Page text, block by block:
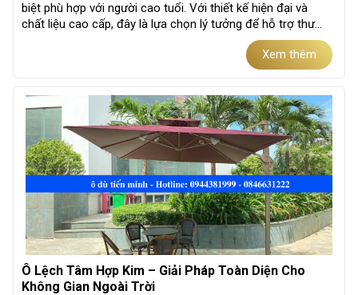
biệt phù hợp với người cao tuổi. Với thiết kế hiện đại và
chất liệu cao cấp, đây là lựa chọn lý tưởng để hỗ trợ thư...
Xem thêm
Ô Lệch Tâm Hợp Kim – Giải Pháp Toàn Diện Cho
Không Gian Ngoài Trời